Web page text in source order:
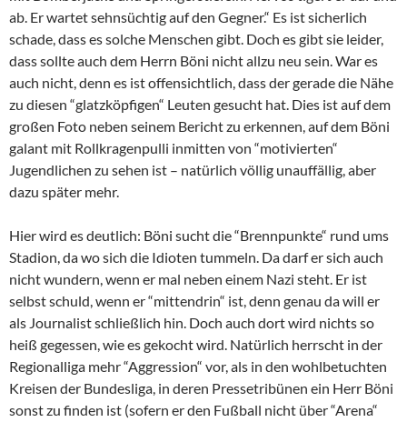
ab. Er wartet sehnsüchtig auf den Gegner.“ Es ist sicherlich
schade, dass es solche Menschen gibt. Doch es gibt sie leider,
dass sollte auch dem Herrn Böni nicht allzu neu sein. War es
auch nicht, denn es ist offensichtlich, dass der gerade die Nähe
zu diesen “glatzköpfigen“ Leuten gesucht hat. Dies ist auf dem
großen Foto neben seinem Bericht zu erkennen, auf dem Böni
galant mit Rollkragenpulli inmitten von “motivierten“
Jugendlichen zu sehen ist – natürlich völlig unauffällig, aber
dazu später mehr.
Hier wird es deutlich: Böni sucht die “Brennpunkte“ rund ums
Stadion, da wo sich die Idioten tummeln. Da darf er sich auch
nicht wundern, wenn er mal neben einem Nazi steht. Er ist
selbst schuld, wenn er “mittendrin“ ist, denn genau da will er
als Journalist schließlich hin. Doch auch dort wird nichts so
heiß gegessen, wie es gekocht wird. Natürlich herrscht in der
Regionalliga mehr “Aggression“ vor, als in den wohlbetuchten
Kreisen der Bundesliga, in deren Pressetribünen ein Herr Böni
sonst zu finden ist (sofern er den Fußball nicht über “Arena“